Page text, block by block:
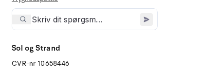
Sol og Strand
CVR-nr 10658446